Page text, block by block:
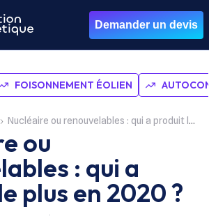
Demander un devis
FOISONNEMENT ÉOLIEN
Nucléaire ou renouvelables : qui a produit le plus en 2020 ?
ou
: qui a
plus en 2020 ?